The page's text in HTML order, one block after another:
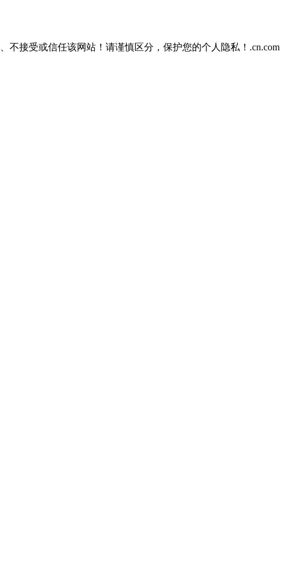
不接受或信任该网站！请谨慎区分，保护您的个人隐私！.cn.com